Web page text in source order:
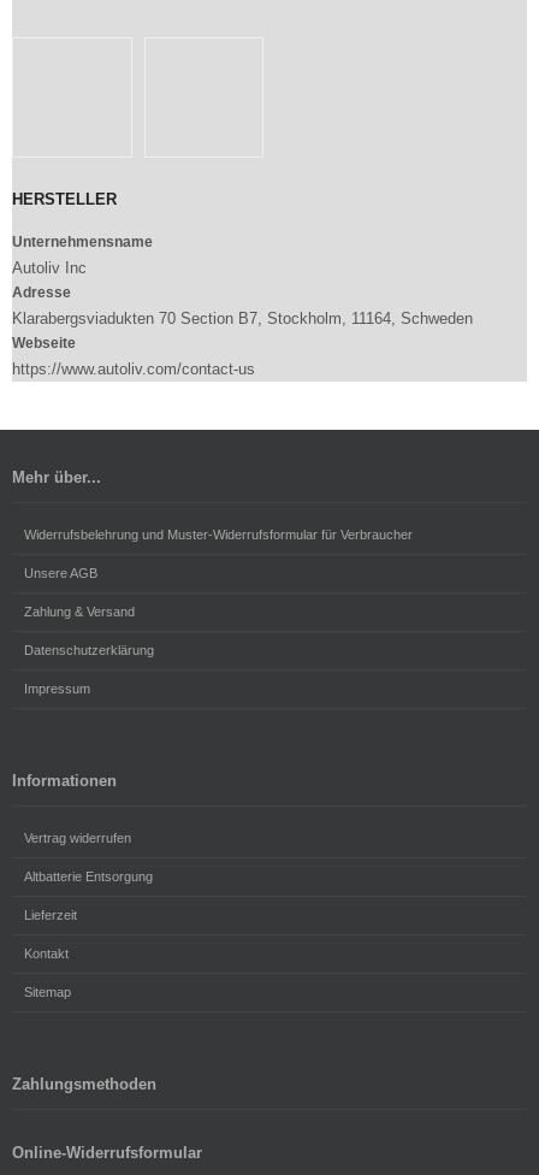
HERSTELLER
Unternehmensname
Autoliv Inc
Adresse
Klarabergsviadukten 70 Section B7, Stockholm, 11164, Schweden
Webseite
https://www.autoliv.com/contact-us
Mehr über...
Widerrufsbelehrung und Muster-Widerrufsformular für Verbraucher
Unsere AGB
Zahlung & Versand
Datenschutzerklärung
Impressum
Informationen
Vertrag widerrufen
Altbatterie Entsorgung
Lieferzeit
Kontakt
Sitemap
Zahlungsmethoden
Online-Widerrufsformular